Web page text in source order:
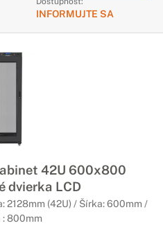
INFORMUJTE SA
42U 600x800
dvierka LCD
2128mm (42U) / Šírka: 600mm /
: 800mm